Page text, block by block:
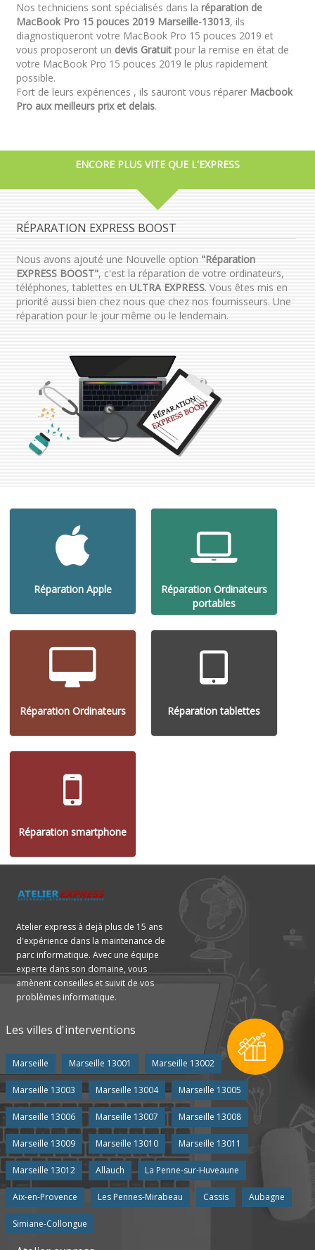
Nos techniciens sont spécialisés dans la réparation de
MacBook Pro 15 pouces 2019 Marseille-13013, ils
diagnostiqueront votre MacBook Pro 15 pouces 2019 et
vous proposeront un devis Gratuitpour la remise en état de
votre MacBook Pro 15 pouces 2019 le plus rapidement
possible.
Fort de leurs expériences , ils sauront vous réparer Macbook
Pro aux meilleurs prix et delais.
ENCORE PLUS VITE QUE L'EXPRESS
RÉPARATION EXPRESS BOOST
Nous avons ajouté une Nouvelle option "Réparation
EXPRESS BOOST", c'est la réparation de votre ordinateurs,
téléphones, tablettes en ULTRA EXPRESS. Vous êtes mis en
priorité aussi bien chez nous que chez nos fournisseurs. Une
réparation pour le jour même ou le lendemain.
Réparation Apple
Réparation Ordinateurs
portables
Réparation Ordinateurs Réparation tablettes
Réparation smartphone
Atelier express à dejà plus de 15 ans
d'expérience dans la maintenance de
parc informatique. Avec une équipe
experte dans son domaine, vous
amènent conseilles et suivit de vos
problèmes informatique.
Les villes d'interventions
Marseille Marseille 13001 Marseille 13002
Marseille 13003 Marseille 13004 Marseille 13005
Marseille 13006 Marseille 13007 Marseille 13008
Marseille 13009 Marseille 13010 Marseille 13011
Marseille 13012 Allauch La Penne-sur-Huveaune
Aix-en-Provence Les Pennes-Mirabeau Cassis Aubagne
Simiane-Collongue